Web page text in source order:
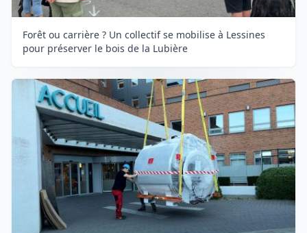
Forêt ou carrière ? Un collectif se mobilise à Lessines
pour préserver le bois de la Lubière